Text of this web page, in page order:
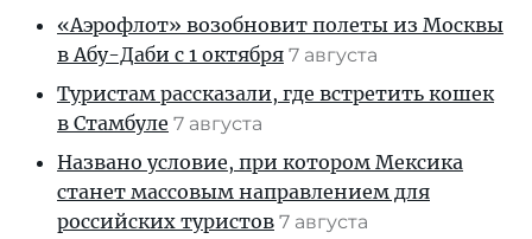
«Аэрофлот» возобновит полеты из Москвы
в Абу-Даби с 1 октября 7 августа
Туристам рассказали, где встретить кошек
в Стамбуле 7 августа
Названо условие, при котором Мексика
станет массовым направлением для
российских туристов 7 августа